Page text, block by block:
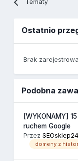
Ostatnio
Brak
Podobna
[WYKONAMY]
ruchem Google
Przez
domeny z